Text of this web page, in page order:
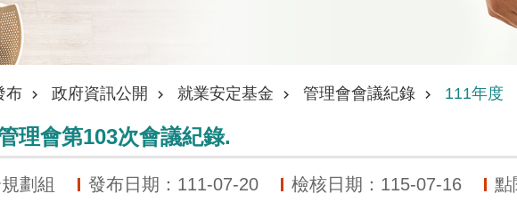
布 政府資訊公開 就業安定基金 管理會會議紀錄 111年度
理會第103次會議紀錄.
劃組 發布日期：111-07-20 檢核日期：115-07-16 點